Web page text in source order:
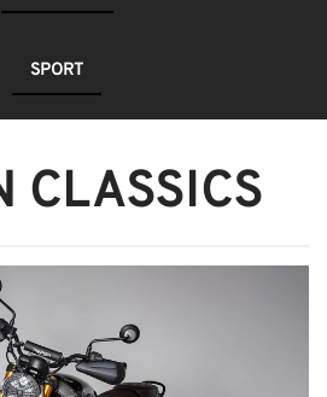
SPORT
CLASSICS